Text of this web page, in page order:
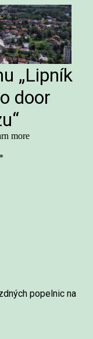
„Lipník
door
more
*
popelnic na